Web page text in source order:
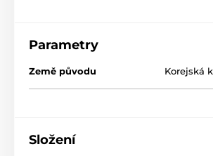
Parametry
Země původu Korejská
Složení